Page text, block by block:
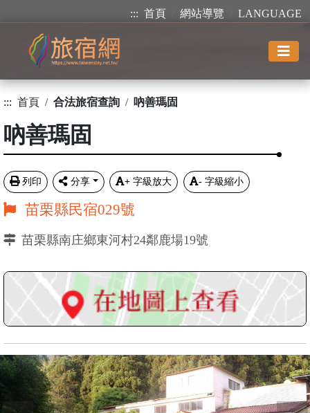
::: 首頁 網站導覽 LANGUAGE
::: 首頁 合法旅宿查詢 吶善瑪固
吶善瑪固
列印 分享 + 字級放大 - 字級縮小
苗栗縣民宿029號
苗栗縣南庄鄉東河村24鄰鹿場19號